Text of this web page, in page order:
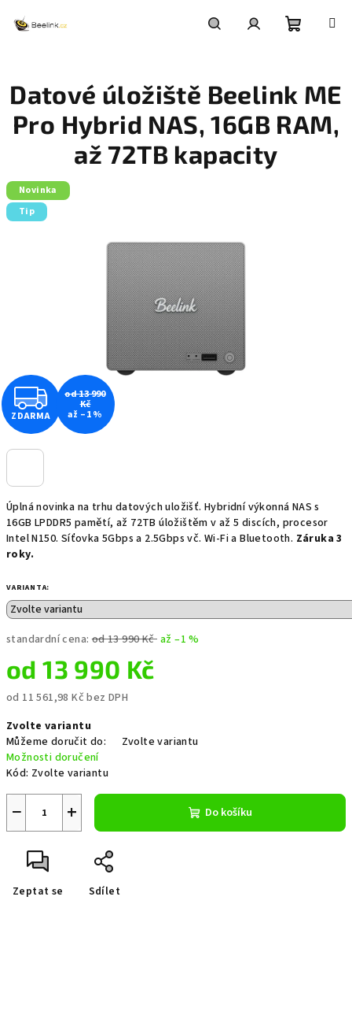
košík
Úplná novinka na trhu datových uložišť. Hybridní výkonná NAS s
16GB LPDDR5 pamětí, až 72TB úložištěm v až 5 discích, procesor
Intel N150. Síťovka 5Gbps a 2.5Gbps vč. Wi-Fi a Bluetooth. Záruka 3
roky.
VARIANTA:
standardní cena: od 13 990 Kč až –1 %
od13 990 Kč
od 11 561,98 Kč bez DPH
cena:
Zvolte variantu
Můžeme doručit do:
Zvolte variantu
Možnosti doručení
Kód: Zvolte variantu
+
− Do košíku
Zeptat se Sdílet
Datové úložiště Beelink ME
Pro Hybrid NAS, 16GB RAM,
až 72TB kapacity
Novinka
Tip
Z
D
R
M
ZDARMA
od 13 990
Kč
až –1 %